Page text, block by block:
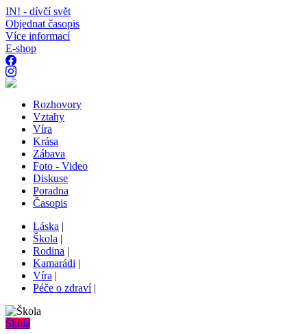
IN! - dívčí svět
Objednat časopis
Více informací
E-shop
Rozhovory
Vztahy
Víra
Krása
Zábava
Foto - Video
Diskuse
Poradna
Časopis
Láska |
Škola |
Rodina |
Kamarádi |
Víra |
Péče o zdraví|
Škola